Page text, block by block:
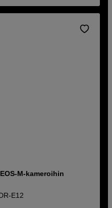
M-kameroihin
E12